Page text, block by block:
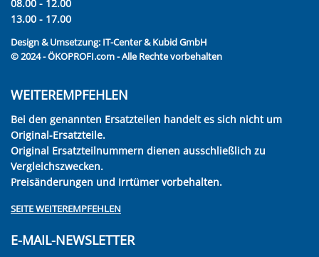
08.00 - 12.00
13.00 - 17.00
Design & Umsetzung: IT-Center & Kubid GmbH
© 2024 - ÖKOPROFI.com - Alle Rechte vorbehalten
WEITEREMPFEHLEN
Bei den genannten Ersatzteilen handelt es sich nicht um
Original-Ersatzteile.
Original Ersatzteilnummern dienen ausschließlich zu
Vergleichszwecken.
Preisänderungen und Irrtümer vorbehalten.
SEITE WEITEREMPFEHLEN
E-MAIL-NEWSLETTER